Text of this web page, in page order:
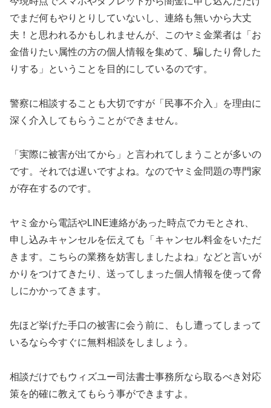
でまだ何もやりとりしていないし、連絡も無いから大丈
夫！と思われるかもしれませんが、このヤミ金業者は「お
金借りたい属性の方の個人情報を集めて、騙したり脅した
りする」ということを目的にしているのです。
警察に相談することも大切ですが「民事不介入」を理由に
深く介入してもらうことができません。
「実際に被害が出てから」と言われてしまうことが多いの
です。それでは遅いですよね。なのでヤミ金問題の専門家
が存在するのです。
ヤミ金から電話やLINE連絡があった時点でカモとされ、
申し込みキャンセルを伝えても「キャンセル料金をいただ
きます。こちらの業務を妨害しましたよね」などと言いが
かりをつけてきたり、送ってしまった個人情報を使って脅
しにかかってきます。
先ほど挙げた手口の被害に会う前に、もし遭ってしまって
いるなら今すぐに無料相談をしましょう。
相談だけでもウィズユー司法書士事務所なら取るべき対応
策を的確に教えてもらう事ができますよ。